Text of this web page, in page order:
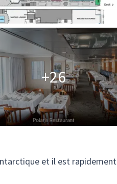
+26
et il est rapidement